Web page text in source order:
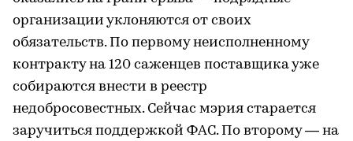
организации уклоняются от своих
обязательств. По первому неисполненному
контракту на 120 саженцев поставщика уже
собираются внести в реестр
недобросовестных. Сейчас мэрия старается
заручиться поддержкой ФАС. По второму — на